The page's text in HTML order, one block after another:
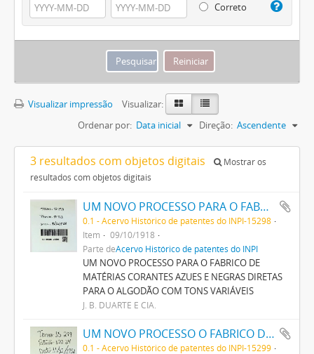
Correto
Visualizar impressão
Visualizar:
Ordenar por: Data inicial Direção: Ascendente
3 resultados com objetos digitais
Mostrar os
resultados com objetos digitais
UM NOVO PROCESSO PARA O FABRICO DE MATERIAS CORANTES AZUES E NEGRAS DIRECTAS PARA O ALGODÃO COM TONS VARIAVEIS
0.1 - Acervo Histórico de patentes do INPI-15298
Item
09/10/1918
Parte deAcervo Histórico de patentes do INPI
UM NOVO PROCESSO PARA O FABRICO DE
MATÉRIAS CORANTES AZUES E NEGRAS DIRETAS
PARA O ALGODÃO COM TONS VARIÁVEIS
J. B. DUARTE E CIA.
UM NOVO PROCESSO O FABRICO DE MATERIAS CORANTES VERMELHAS E ROSEAS DIRECTAS PARA ALGODÃO
0.1 - Acervo Histórico de patentes do INPI-15299